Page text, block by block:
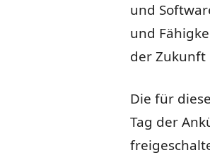
und
und
der Zukunft
Die für
Tag der